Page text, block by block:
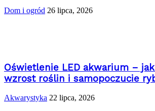
Dom i ogród 26 lipca, 2026
Oświetlenie LED akwarium –
wzrost roślin i samopoczucie
Akwarystyka 22 lipca, 2026